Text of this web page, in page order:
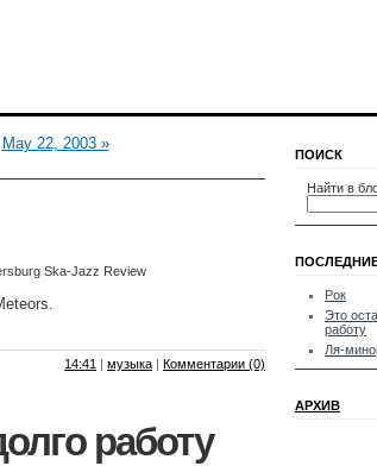
May 22, 2003 »
Ska-Jazz Review
14:41 | музыка | Комментарии (0)
работу
ПОИСК
Найти в
Рок
Это
работу
Ля-
АРХИВ